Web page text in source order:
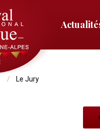
Menu
Le Jury